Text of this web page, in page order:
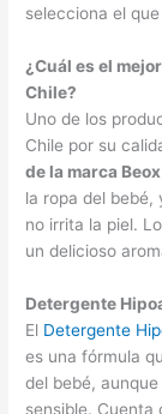
selecciona el
¿Cuál es el
Chile?
Uno de los
Chile por su
de la marca
la ropa del bebé,
no irrita la piel.
un delicioso
Detergente
El Detergente
es una fórmula
del bebé,
sensible.